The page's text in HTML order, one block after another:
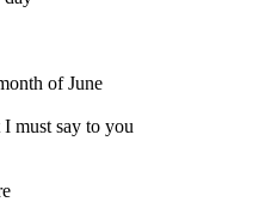
of June
must say to you